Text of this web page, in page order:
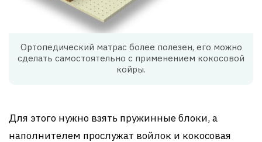
Ортопедический матрас более полезен, его можно
сделать самостоятельно с применением кокосовой
койры.
Для этого нужно взять пружинные блоки, а
наполнителем прослужат войлок и кокосовая